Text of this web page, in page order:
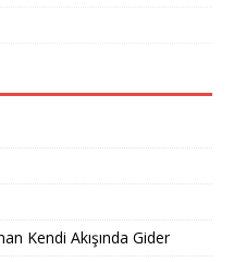
Kendi Akışında Gider